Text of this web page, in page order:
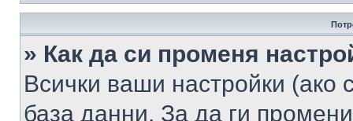
» Как да си променя
Всички ваши настройки (ако
база данни. За да ги